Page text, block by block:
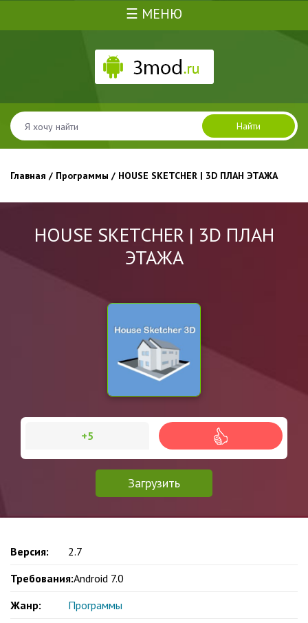
☰ МЕНЮ
Найти
Главная / Программы / HOUSE SKETCHER | 3D ПЛАН ЭТАЖА
HOUSE SKETCHER | 3D ПЛАН
ЭТАЖА
Загрузить
+5
Версия:
2.7
Требования:Android 7.0
Жанр:
Программы